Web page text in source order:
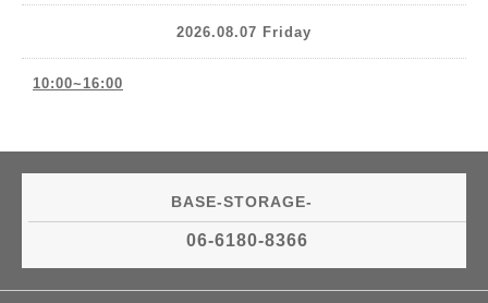
2026.08.07 Friday
10:00~16:00
BASE-STORAGE-
06-6180-8366